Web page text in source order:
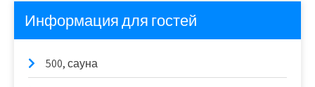
Информация для гостей
500, сауна